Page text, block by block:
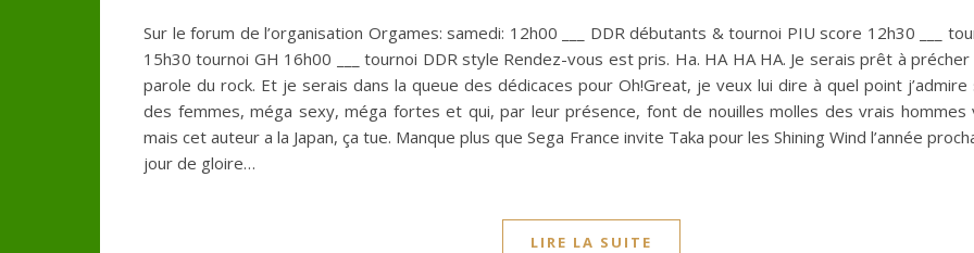
Sur le forum de l’organisation Orgames: samedi: 12h00 ___ DDR débutants & tournoi PIU score 12h30 ___
15h30 tournoi GH 16h00 ___ tournoi DDR style Rendez-vous est pris. Ha. HA HA HA. Je serais prêt à précher
parole du rock. Et je serais dans la queue des dédicaces pour Oh!Great, je veux lui dire à quel point j’admire
des femmes, méga sexy, méga fortes et qui, par leur présence, font de nouilles molles des vrais hommes
mais cet auteur a la Japan, ça tue. Manque plus que Sega France invite Taka pour les Shining Wind l’année
jour de gloire…
LIRE LA SUITE